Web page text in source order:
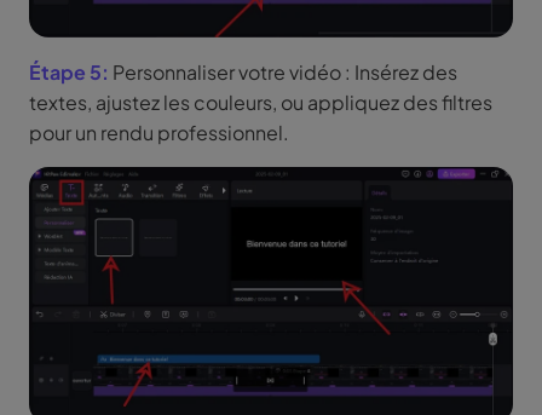
Étape 5: Personnaliser votre vidéo : Insérez des
textes, ajustez les couleurs, ou appliquez des filtres
pour un rendu professionnel.